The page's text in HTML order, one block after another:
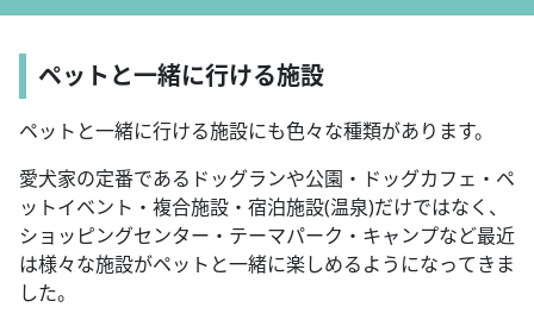
ペットと一緒に行ける施設
ペットと一緒に行ける施設にも色々な種類があります。
愛犬家の定番であるドッグランや公園・ドッグカフェ・ペ
ットイベント・複合施設・宿泊施設(温泉)だけではなく、
ショッピングセンター・テーマパーク・キャンプなど最近
は様々な施設がペットと一緒に楽しめるようになってきま
した。